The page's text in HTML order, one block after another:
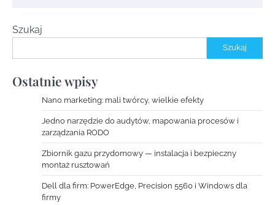
Szukaj
Szukaj
Ostatnie wpisy
Nano marketing: mali twórcy, wielkie efekty
Jedno narzędzie do audytów, mapowania procesów i
zarządzania RODO
Zbiornik gazu przydomowy — instalacja i bezpieczny
montaż rusztowań
Dell dla firm: PowerEdge, Precision 5560 i Windows dla
firmy